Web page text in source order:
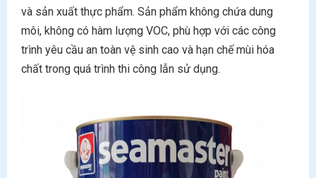
và sản xuất thực phẩm. Sản phẩm không chứa dung
môi, không có hàm lượng VOC, phù hợp với các công
trình yêu cầu an toàn vệ sinh cao và hạn chế mùi hóa
chất trong quá trình thi công lẫn sử dụng.